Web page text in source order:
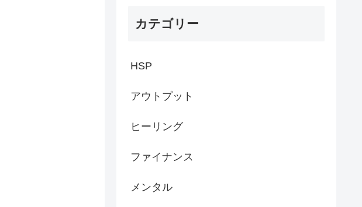
カテゴリー
HSP
アウトプット
ヒーリング
ファイナンス
メンタル